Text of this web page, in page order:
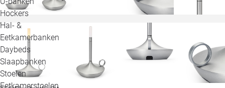
Hockers
Hal- &
Eetkamerbanken
Daybeds
Slaapbanken
Stoelen
Eetkamerstoelen